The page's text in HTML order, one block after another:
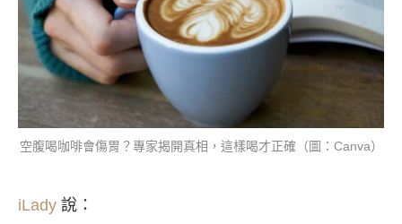
空腹喝咖啡會傷胃？專家揭開真相，這樣喝才正確（圖：Canva）
iLady 說：